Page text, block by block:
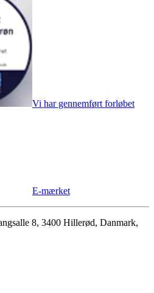
Vi har gennemført forløbet
E-mærket
8, 3400 Hillerød, Danmark,